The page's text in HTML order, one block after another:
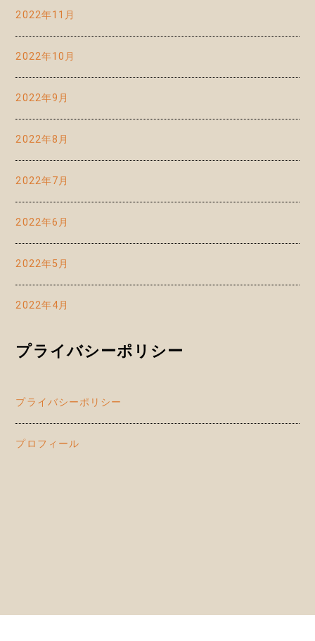
2022年11月
2022年10月
2022年9月
2022年8月
2022年7月
2022年6月
2022年5月
2022年4月
プライバシーポリシー
プライバシーポリシー
プロフィール